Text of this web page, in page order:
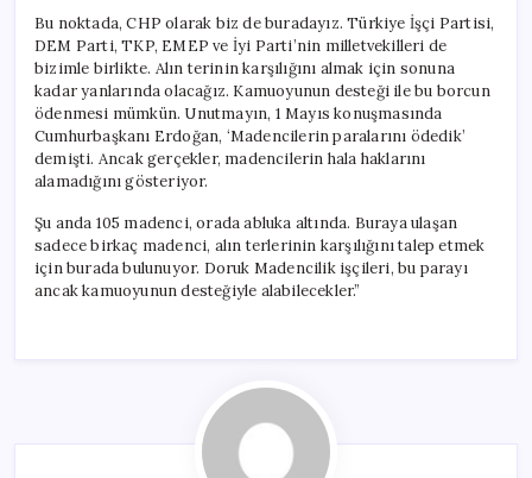
Bu noktada, CHP olarak biz de buradayız. Türkiye İşçi Partisi,
DEM Parti, TKP, EMEP ve İyi Parti’nin milletvekilleri de
bizimle birlikte. Alın terinin karşılığını almak için sonuna
kadar yanlarında olacağız. Kamuoyunun desteği ile bu borcun
ödenmesi mümkün. Unutmayın, 1 Mayıs konuşmasında
Cumhurbaşkanı Erdoğan, ‘Madencilerin paralarını ödedik’
demişti. Ancak gerçekler, madencilerin hala haklarını
alamadığını gösteriyor.
Şu anda 105 madenci, orada abluka altında. Buraya ulaşan
sadece birkaç madenci, alın terlerinin karşılığını talep etmek
için burada bulunuyor. Doruk Madencilik işçileri, bu parayı
ancak kamuoyunun desteğiyle alabilecekler.”